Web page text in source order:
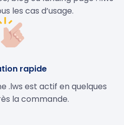
les cas d’usage.
rapide
.lws est actif en quelques
la commande.